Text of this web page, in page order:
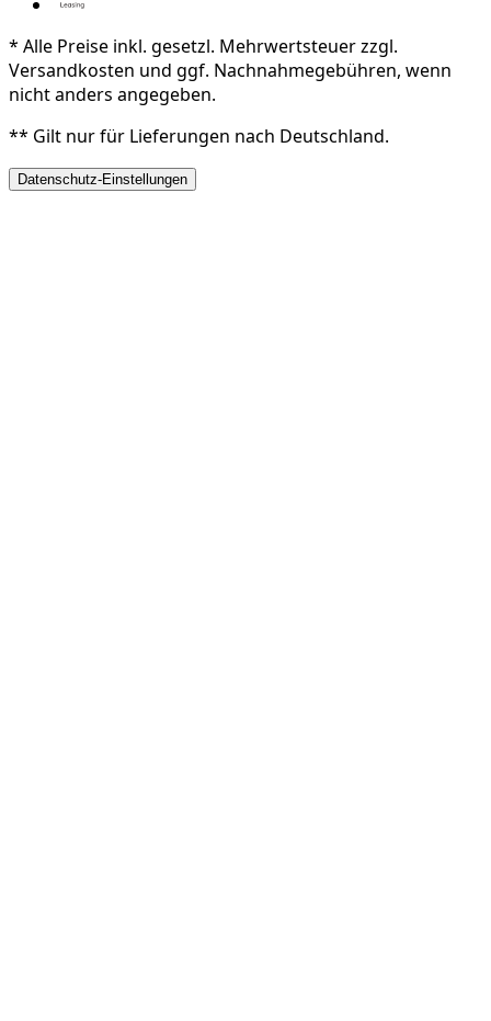
* Alle Preise inkl. gesetzl. Mehrwertsteuer zzgl.
Versandkosten und ggf. Nachnahmegebühren, wenn
nicht anders angegeben.
** Gilt nur für Lieferungen nach Deutschland.
Datenschutz-Einstellungen